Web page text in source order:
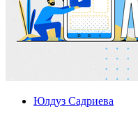
Юлдуз Садриева